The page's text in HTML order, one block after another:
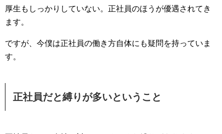
厚生もしっかりしていない。正社員のほうが優遇されてき
ます。
ですが、今僕は正社員の働き方自体にも疑問を持っていま
す。
正社員だと縛りが多いということ